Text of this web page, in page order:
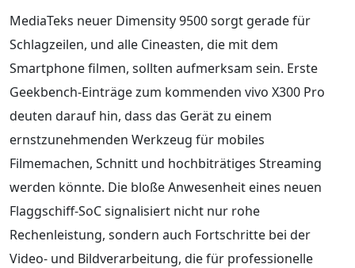
MediaTeks neuer Dimensity 9500 sorgt gerade für
Schlagzeilen, und alle Cineasten, die mit dem
Smartphone filmen, sollten aufmerksam sein. Erste
Geekbench-Einträge zum kommenden vivo X300 Pro
deuten darauf hin, dass das Gerät zu einem
ernstzunehmenden Werkzeug für mobiles
Filmemachen, Schnitt und hochbiträtiges Streaming
werden könnte. Die bloße Anwesenheit eines neuen
Flaggschiff-SoC signalisiert nicht nur rohe
Rechenleistung, sondern auch Fortschritte bei der
Video- und Bildverarbeitung, die für professionelle